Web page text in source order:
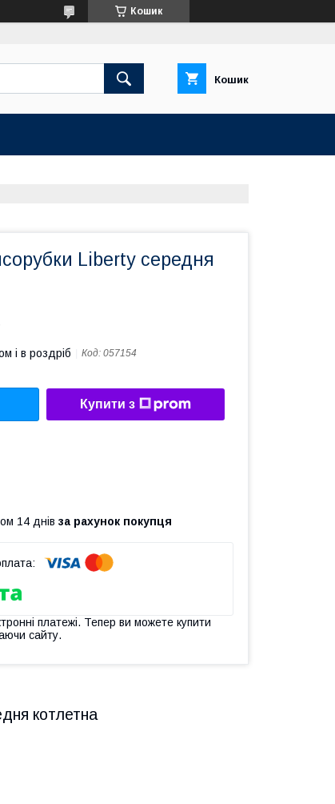
Кошик
Кошик
Liberty середня
і в роздріб Код: 057154
Купити з
14 днів за рахунок покупця
платежі. Тепер ви можете купити
сайту.
котлетна